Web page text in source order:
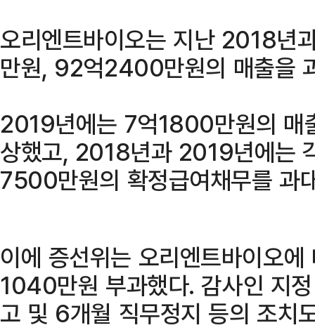
오리엔트바이오는 지난 2018
만원, 92억2400만원의 매출을
2019년에는 7억1800만원의 매
상했고, 2018년과 2019년에는
7500만원의 확정급여채무를 과
이에 증선위는 오리엔트바이오
1040만원 부과했다. 감사인 지
고 및 6개월 직무정지 등의 조치